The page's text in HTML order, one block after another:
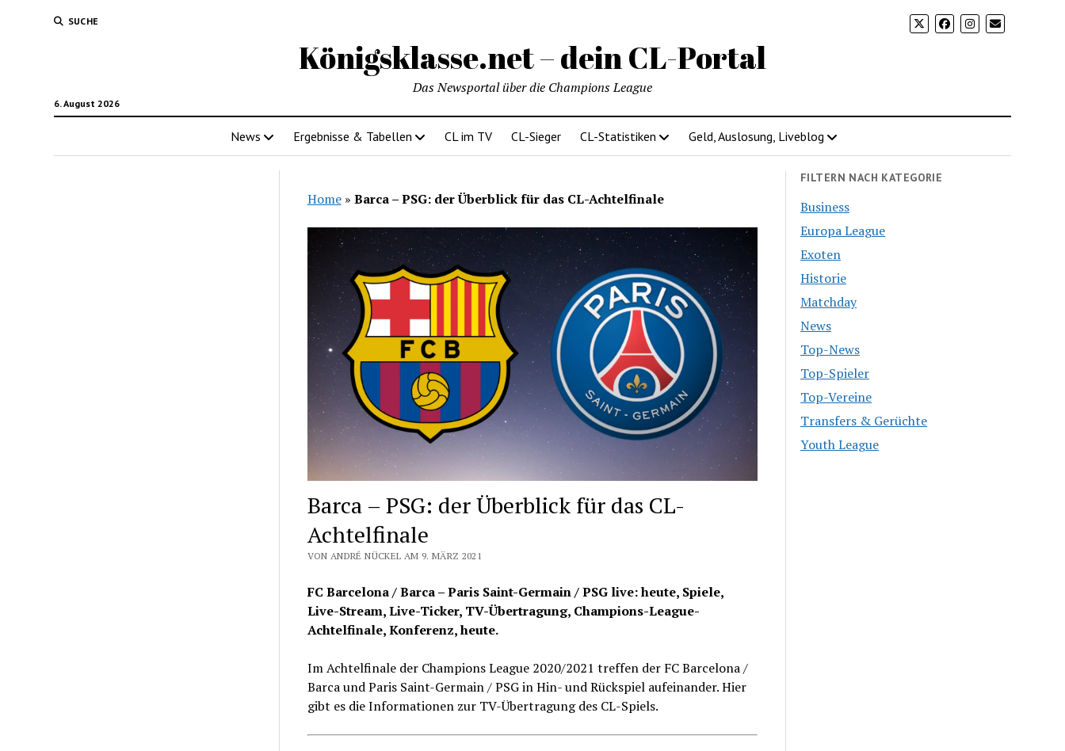
SUCHE
Königsklasse.net – dein CL-Portal
6. August 2026
Das Newsportal über die Champions League
News Ergebnisse & Tabellen CL im TV CL-Sieger CL-Statistiken Geld, Auslosung, Liveblog
Home» Barca – PSG: der Überblick für das CL-Achtelfinale
Barca – PSG: der Überblick für das CL-
Achtelfinale
VON ANDRÉ NÜCKEL AM 9. MÄRZ 2021
FC Barcelona / Barca – Paris Saint-Germain / PSG live: heute, Spiele,
Live-Stream, Live-Ticker, TV-Übertragung, Champions-League-
Achtelfinale, Konferenz, heute.
Im Achtelfinale der Champions League 2020/2021 treffen der FC Barcelona /
Barca und Paris Saint-Germain / PSG in Hin- und Rückspiel aufeinander. Hier
gibt es die Informationen zur TV-Übertragung des CL-Spiels.
FILTERN NACH KATEGORIE
Business
Europa League
Exoten
Historie
Matchday
News
Top-News
Top-Spieler
Top-Vereine
Transfers & Gerüchte
Youth League